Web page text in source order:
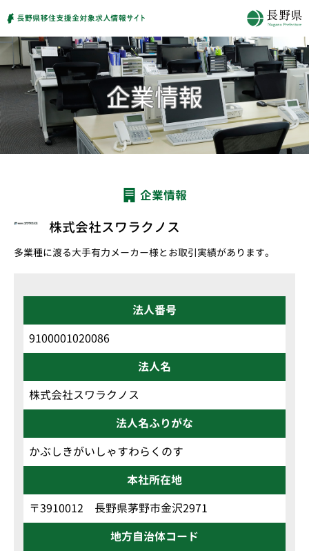
企業情報
株式会社スワラクノス
多業種に渡る大手有力メーカー様とお取引実績があります。
法人番号
9100001020086
法人名
株式会社スワラクノス
法人名ふりがな
かぶしきがいしゃすわらくのす
本社所在地
〒3910012 長野県茅野市金沢2971
地方自治体コード